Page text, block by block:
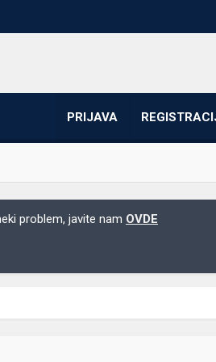
PRIJAVA
problem, javite nam OVDE